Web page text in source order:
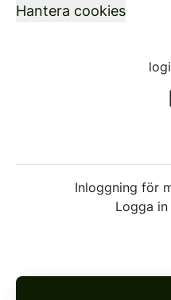
Hantera cookies
Inloggning för
Logga